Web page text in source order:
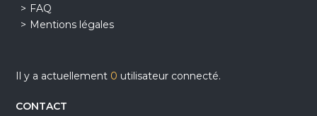
FAQ
Mentions légales
Il y a actuellement 0 utilisateur connecté.
CONTACT